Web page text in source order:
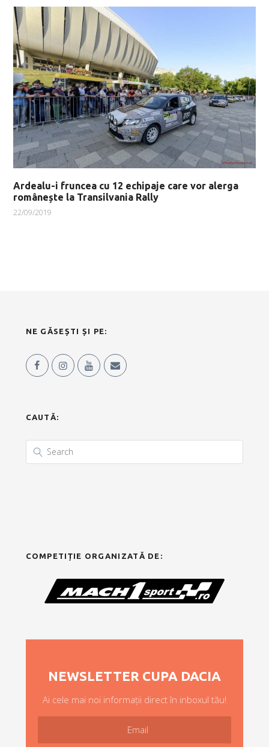
Ardealu-i fruncea cu 12 echipaje care vor alerga
românește la Transilvania Rally
22/09/2019
NE GĂSEȘTI ȘI PE:
CAUTĂ:
COMPETIȚIE ORGANIZATĂ DE:
NEWSLETTER CUPA DACIA
Ai cele mai noi informații direct în inboxul tău!